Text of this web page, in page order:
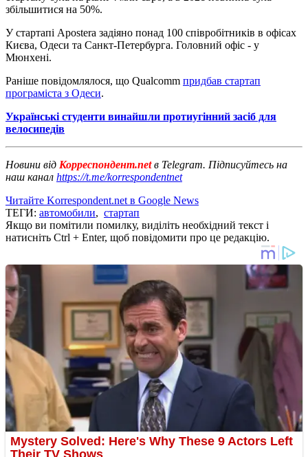
збільшитися на 50%.
У стартапі Apostera задіяно понад 100 співробітників в офісах
Києва, Одеси та Санкт-Петербурга. Головний офіс - у
Мюнхені.
Раніше повідомлялося, що Qualcomm придбав стартап
програміста з Одеси.
Українські студенти винайшли протиугінний засіб для
велосипедів
Новини від Корреспондент.netв Telegram. Підписуйтесь на
наш канал https://t.me/korrespondentnet
Читайте Korrespondent.net в Google News
ТЕГИ: автомобили, стартап
Якщо ви помітили помилку, виділіть необхідний текст і
натисніть Ctrl + Enter, щоб повідомити про це редакцію.